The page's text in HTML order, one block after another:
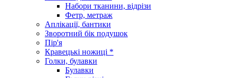
Набори тканини, відрізи
Фетр, метраж
Аплікації, бантики
Зворотний бік подушок
Пір'я
Кравецькі ножиці *
Голки, булавки
Булавки